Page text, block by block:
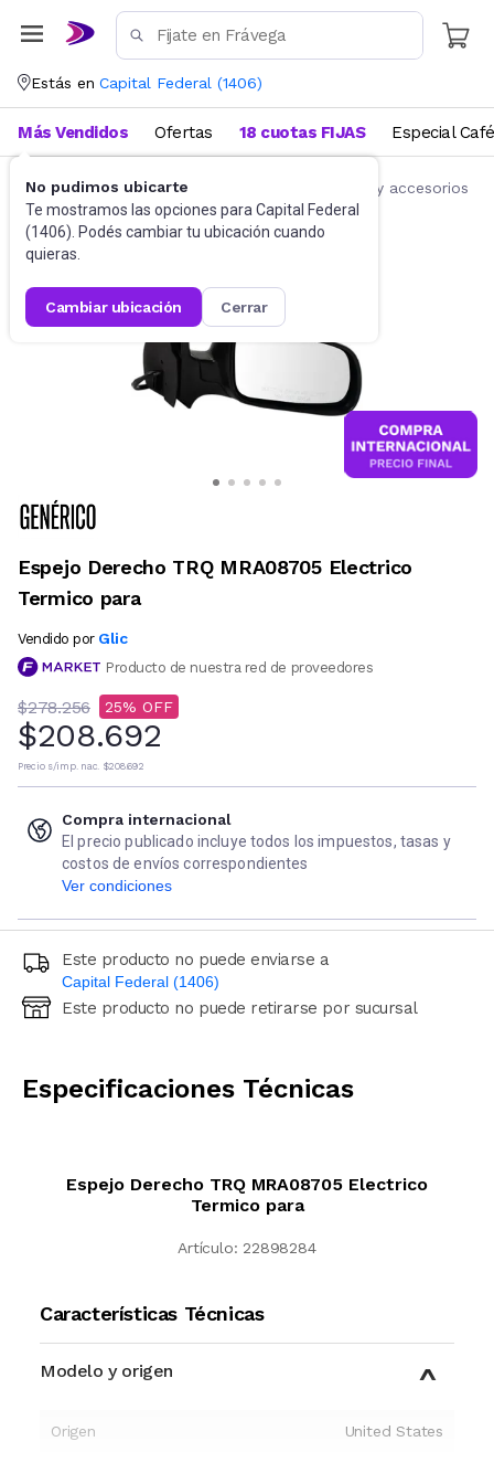
Estás en Capital Federal (1406)
No pudimos ubicarte
Te mostramos las opciones para Capital Federal
(1406). Podés cambiar tu ubicación cuando
quieras.
cambiar ubicación cerrar
Más Vendidos Ofertas 18 cuotas FIJAS Especial Café
Accesorios para autos y motos Repuestos y accesorios
Espejo Derecho TRQ MRA08705 Electrico
Termico para
Vendido por Glic
Producto de nuestra red de proveedores
$278.256 25
$208.692
Precio s/imp. nac. $208.692
Compra internacional
El precio publicado incluye todos los impuestos, tasas y
costos de envíos correspondientes
Ver condiciones
Este producto no puede enviarse a
Capital Federal (1406)
Ingresá código postal (sólo números)
Este producto no puede retirarse por sucursal
Especificaciones Técnicas
Espejo Derecho TRQ MRA08705 Electrico
Termico para
Artículo: 22898284
Características Técnicas
Modelo y origen
Origen United States